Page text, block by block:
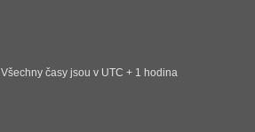
Všechny časy jsou v UTC + 1 hodina